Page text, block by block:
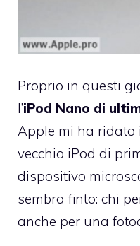
Proprio in questi
l’iPod Nano di
Apple mi ha ridato
vecchio iPod di
dispositivo
sembra finto: chi
anche per una